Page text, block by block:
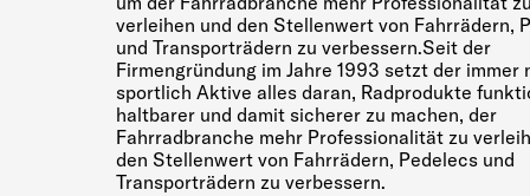
verleihen und den Stellenwert von Fahrrädern,
und Transporträdern zu verbessern.Seit der
Firmengründung im Jahre 1993 setzt der immer
sportlich Aktive alles daran, Radprodukte
haltbarer und damit sicherer zu machen, der
Fahrradbranche mehr Professionalität zu
den Stellenwert von Fahrrädern, Pedelecs und
Transporträdern zu verbessern.